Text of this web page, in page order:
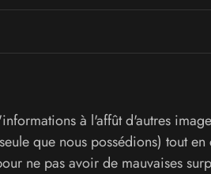
à l'affût d'autres
que nous possédions) tout en
ne pas avoir de mauvaises